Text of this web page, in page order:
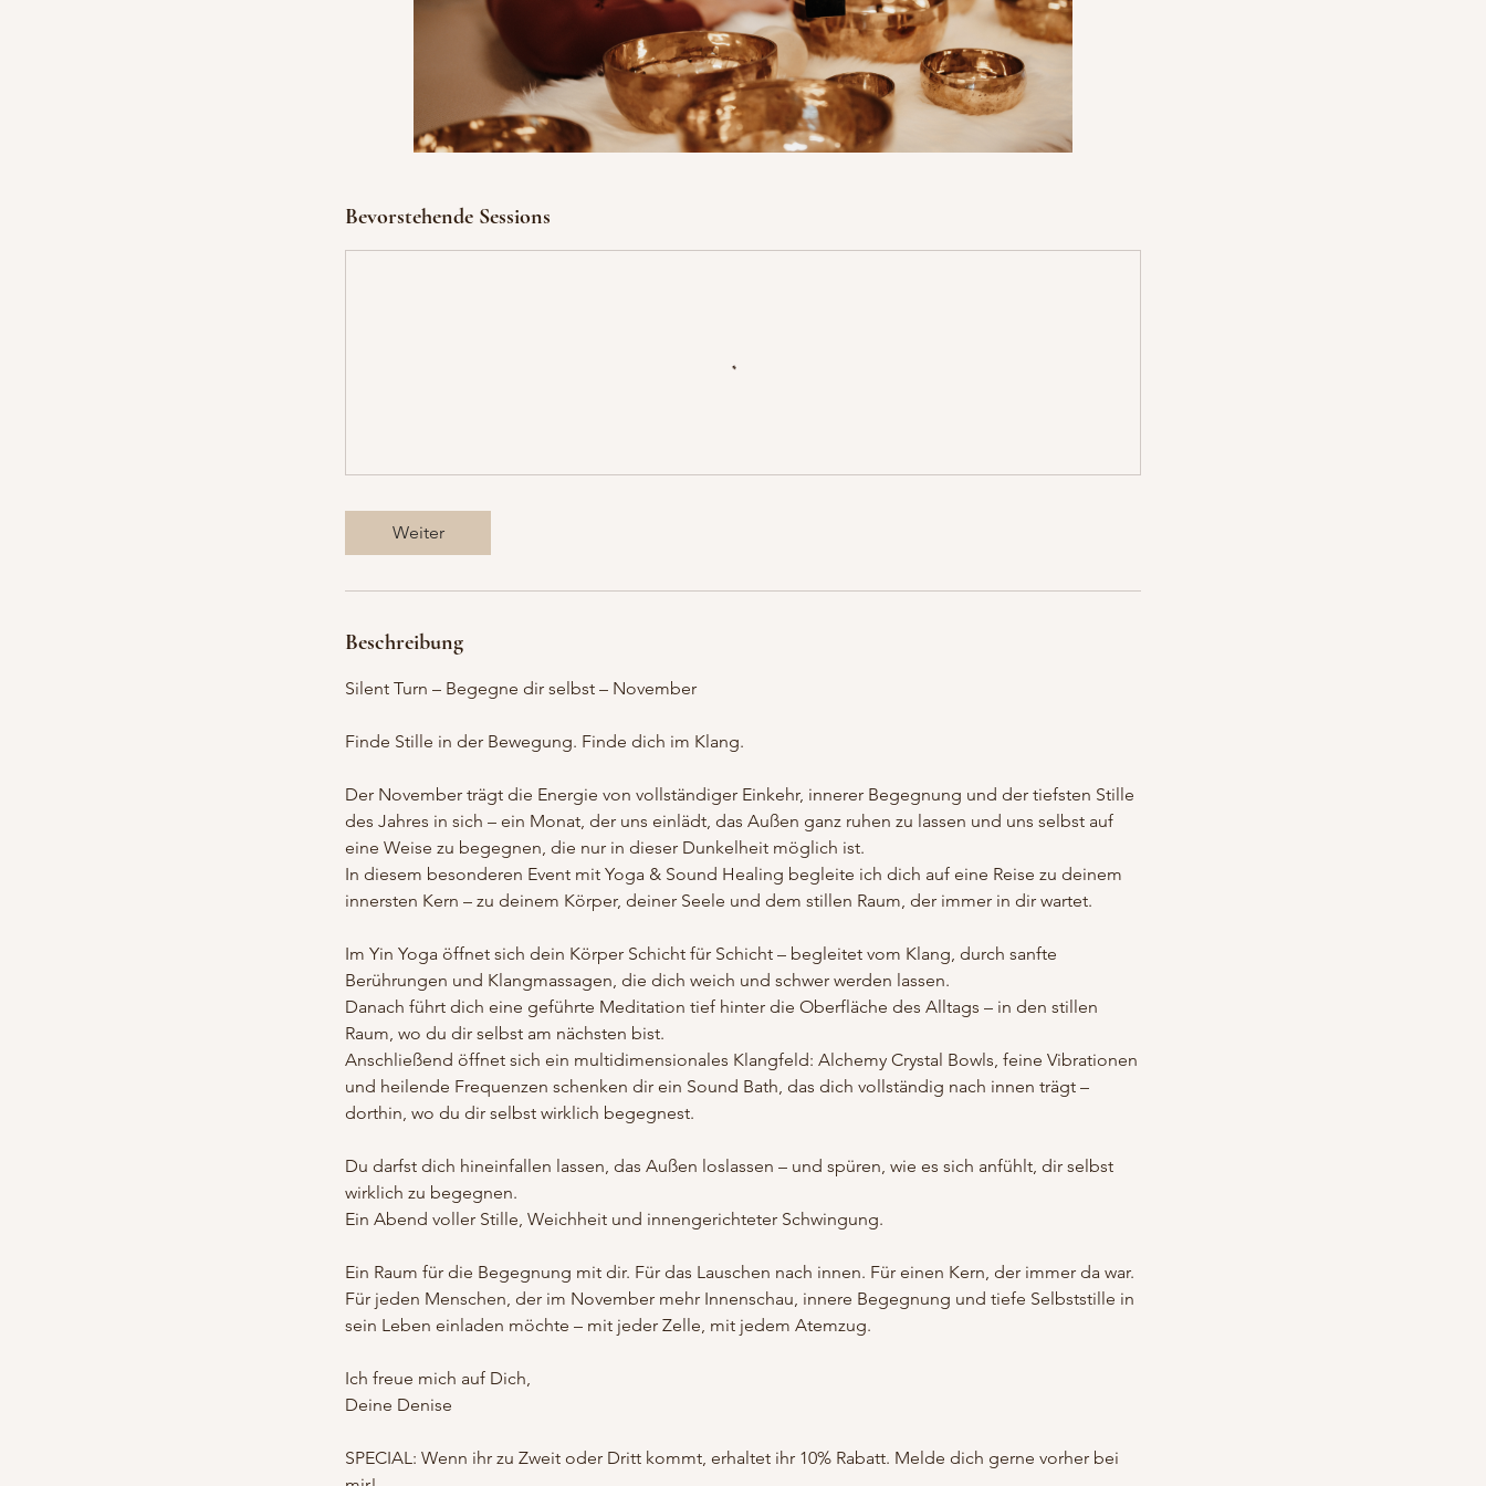
v
.
Bevorstehende Sessions
Weiter
Beschreibung
Silent Turn – Begegne dir selbst – November
Finde Stille in der Bewegung. Finde dich im Klang.
Der November trägt die Energie von vollständiger Einkehr, innerer Begegnung und der tiefsten Stille
des Jahres in sich – ein Monat, der uns einlädt, das Außen ganz ruhen zu lassen und uns selbst auf
eine Weise zu begegnen, die nur in dieser Dunkelheit möglich ist.
In diesem besonderen Event mit Yoga & Sound Healing begleite ich dich auf eine Reise zu deinem
innersten Kern – zu deinem Körper, deiner Seele und dem stillen Raum, der immer in dir wartet.
Im Yin Yoga öffnet sich dein Körper Schicht für Schicht – begleitet vom Klang, durch sanfte
Berührungen und Klangmassagen, die dich weich und schwer werden lassen.
Danach führt dich eine geführte Meditation tief hinter die Oberfläche des Alltags – in den stillen
Raum, wo du dir selbst am nächsten bist.
Anschließend öffnet sich ein multidimensionales Klangfeld: Alchemy Crystal Bowls, feine Vibrationen
und heilende Frequenzen schenken dir ein Sound Bath, das dich vollständig nach innen trägt –
dorthin, wo du dir selbst wirklich begegnest.
Du darfst dich hineinfallen lassen, das Außen loslassen – und spüren, wie es sich anfühlt, dir selbst
wirklich zu begegnen.
Ein Abend voller Stille, Weichheit und innengerichteter Schwingung.
Ein Raum für die Begegnung mit dir. Für das Lauschen nach innen. Für einen Kern, der immer da war.
Für jeden Menschen, der im November mehr Innenschau, innere Begegnung und tiefe Selbststille in
sein Leben einladen möchte – mit jeder Zelle, mit jedem Atemzug.
Ich freue mich auf Dich,
Deine Denise
SPECIAL: Wenn ihr zu Zweit oder Dritt kommt, erhaltet ihr 10% Rabatt. Melde dich gerne vorher bei